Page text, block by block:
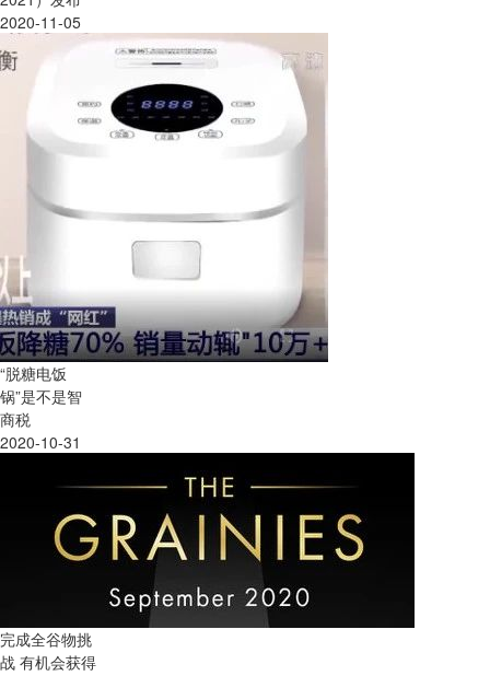
2020-11-05
“脱糖电饭
锅”是不是智
商税
2020-10-31
完成全谷物挑
战 有机会获得